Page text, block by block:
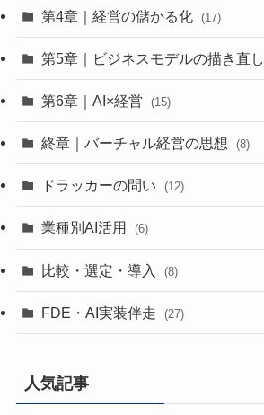
第4章｜経営の儲かる化 (17)
第5章｜ビジネスモデルの描き直し
第6章｜AI×経営 (15)
終章｜バーチャル経営の思想 (8)
ドラッカーの問い (12)
業種別AI活用 (6)
比較・選定・導入 (8)
FDE・AI実装伴走 (27)
人気記事